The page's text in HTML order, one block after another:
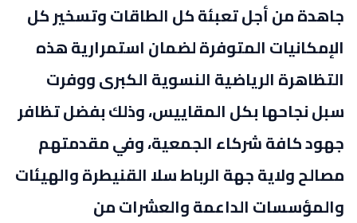
جاهدة من أجل تعبئة كل الطاقات وتسخير كل
الإمكانيات المتوفرة لضمان استمرارية هذه
التظاهرة الرياضية النسوية الكبرى ووفرت
سبل نجاحها بكل المقاييس، وذلك بفضل تظافر
جهود كافة شركاء الجمعية، وفي مقدمتهم
مصالح ولاية جهة الرباط سلا القنيطرة والهيئات
والمؤسسات الداعمة والعشرات من